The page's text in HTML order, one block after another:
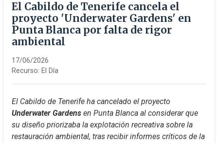
El Cabildo de Tenerife cancela el
proyecto 'Underwater Gardens' en
Punta Blanca por falta de rigor
ambiental
17/06/2026
Recurso: El Día
Underwater Gardens en Punta Blanca al considerar que
su diseño priorizaba la explotación recreativa sobre la
restauración ambiental, tras recibir informes críticos de la